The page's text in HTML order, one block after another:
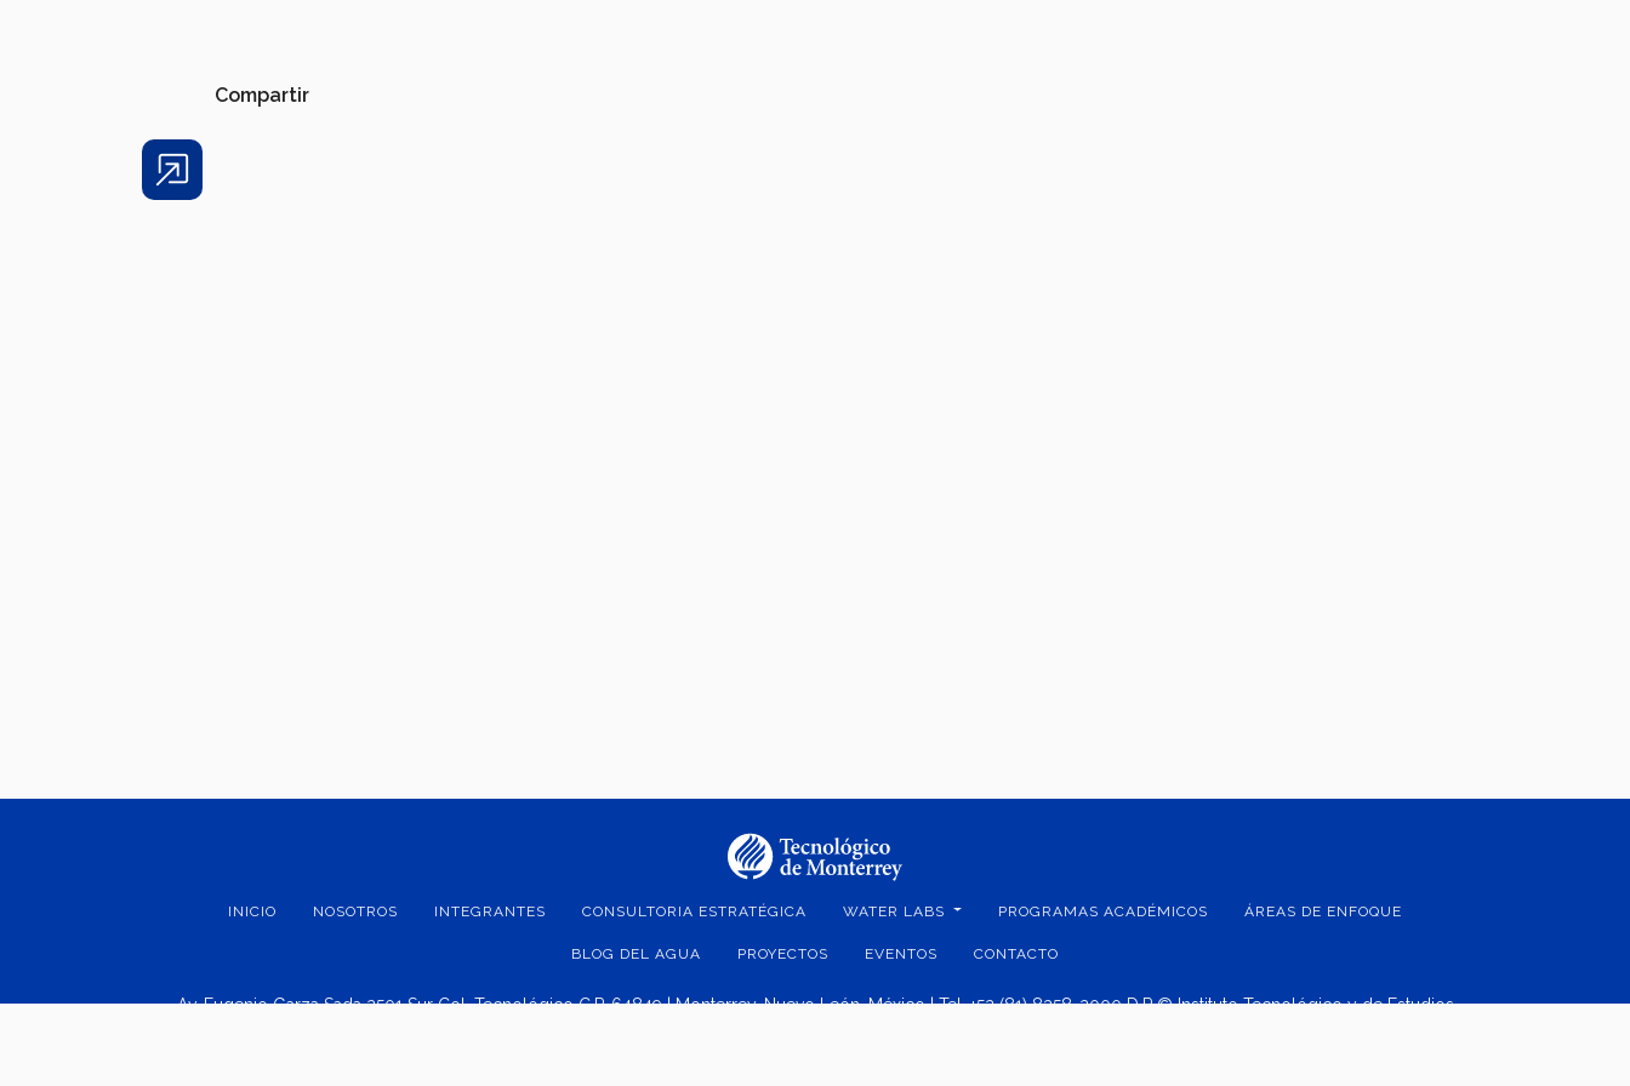
Share
Compartir
INICIO NOSOTROS INTEGRANTES CONSULTORIA ESTRATÉGICA WATER LABS PROGRAMAS ACADÉMICOS ÁREAS DE ENFOQUE
BLOG DEL AGUA PROYECTOS EVENTOS CONTACTO
Av. Eugenio Garza Sada 2501 Sur Col. Tecnológico C.P. 64849 | Monterrey, Nuevo León, México | Tel. +52 (81) 8358-2000 D.R.© Instituto Tecnológico y de Estudios